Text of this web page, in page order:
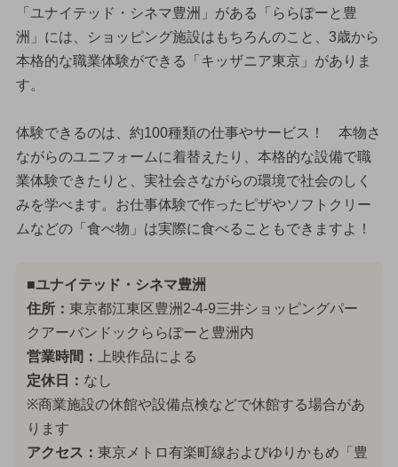
「ユナイテッド・シネマ豊洲」がある「ららぽーと豊
洲」には、ショッピング施設はもちろんのこと、3歳から
本格的な職業体験ができる「キッザニア東京」がありま
す。
体験できるのは、約100種類の仕事やサービス！ 本物さ
ながらのユニフォームに着替えたり、本格的な設備で職
業体験できたりと、実社会さながらの環境で社会のしく
みを学べます。お仕事体験で作ったピザやソフトクリー
ムなどの「食べ物」は実際に食べることもできますよ！
■ユナイテッド・シネマ豊洲
住所： 東京都江東区豊洲2-4-9三井ショッピングパー
クアーバンドックららぽーと豊洲内
営業時間：
上映作品による
定休日： なし
※商業施設の休館や設備点検などで休館する場合があ
ります
アクセス： 東京メトロ有楽町線およびゆりかもめ「豊